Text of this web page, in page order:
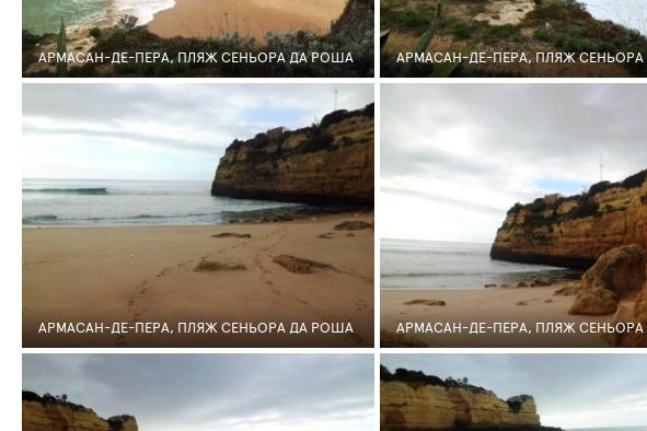
АРМАСАН-ДЕ-ПЕРА, ПЛЯЖ СЕНЬОРА ДА РОША АРМАСАН-ДЕ-ПЕРА, ПЛЯЖ
218
АРМАСАН-ДЕ-ПЕРА, ПЛЯЖ СЕНЬОРА ДА РОША АРМАСАН-ДЕ-ПЕРА, ПЛЯЖ
11